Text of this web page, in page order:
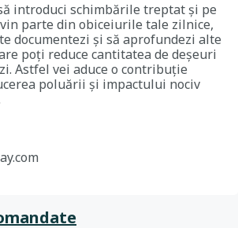
introduci schimbările treptat și pe
parte din obiceiurile tale zilnice,
documentezi și să aprofundezi alte
poți reduce cantitatea de deșeuri
Astfel vei aduce o contribuție
poluării și impactului nociv